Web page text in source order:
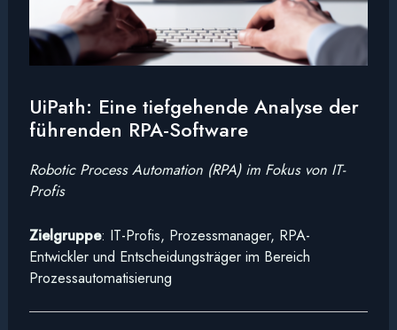
UiPath: Eine tiefgehende Analyse der
führenden RPA-Software
Robotic Process Automation (RPA) im Fokus von IT-
Profis
Zielgruppe: IT-Profis, Prozessmanager, RPA-
Entwickler und Entscheidungsträger im Bereich
Prozessautomatisierung